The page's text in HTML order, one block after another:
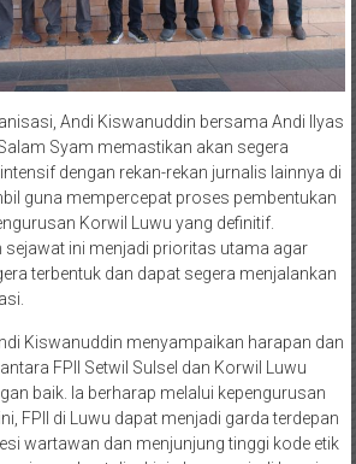
Andi Kiswanuddin bersama Andi Ilyas
Syam memastikan akan segera
dengan rekan-rekan jurnalis lainnya di
guna mempercepat proses pembentukan
Korwil Luwu yang definitif.
ini menjadi prioritas utama agar
terbentuk dan dapat segera menjalankan
Kiswanuddin menyampaikan harapan dan
FPII Setwil Sulsel dan Korwil Luwu
baik. Ia berharap melalui kepengurusan
FPII di Luwu dapat menjadi garda terdepan
wartawan dan menjunjung tinggi kode etik